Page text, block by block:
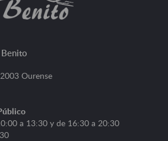
Ourense
a 13:30 y de 16:30 a 20:30